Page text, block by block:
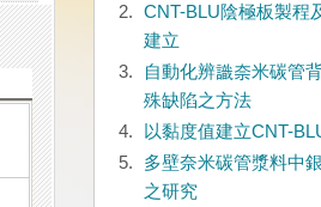
2.
CNT-BLU陰極板製程
建立
3.
自動化辨識奈米碳管
殊缺陷之方法
4.
以黏度值建立CNT-
5.
多壁奈米碳管漿料中
之研究